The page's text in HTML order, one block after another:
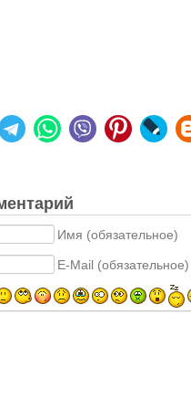
Имя (обязательное)
E-Mail (обязательное)